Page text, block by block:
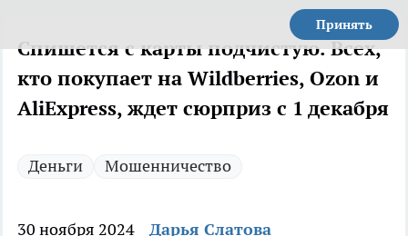
Принять
Спишется с карты подчистую. Всех,
кто покупает на Wildberries, Ozon и
AliExpress, ждет сюрприз с 1 декабря
Деньги Мошенничество
30 ноября 2024 Дарья Слатова